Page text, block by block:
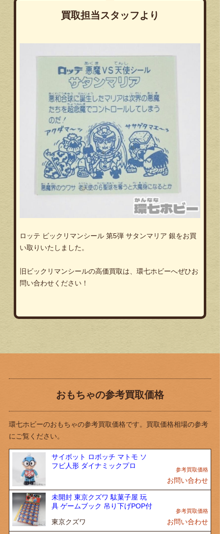
買取担当スタッフより
ロッテ ビックリマンシール 第5弾 サタンマリア 銀をお買
い取りいたしました。
旧ビックリマンシールの高価買取は、環七ホビーへぜひお
問い合わせください！
おもちゃの参考買取価格
環七ホビーのおもちゃの参考買取価格です。買取価格相場の参考
にご覧ください。
サイボット ロボッチ マトモ ソ
フビ人形 ダイナミックプロ
お問い合わせ
未開封 東京クズワ 駄菓子屋 玩
具 ゲームブック 吊り下げPOP付
東京クズワ お問い合わせ